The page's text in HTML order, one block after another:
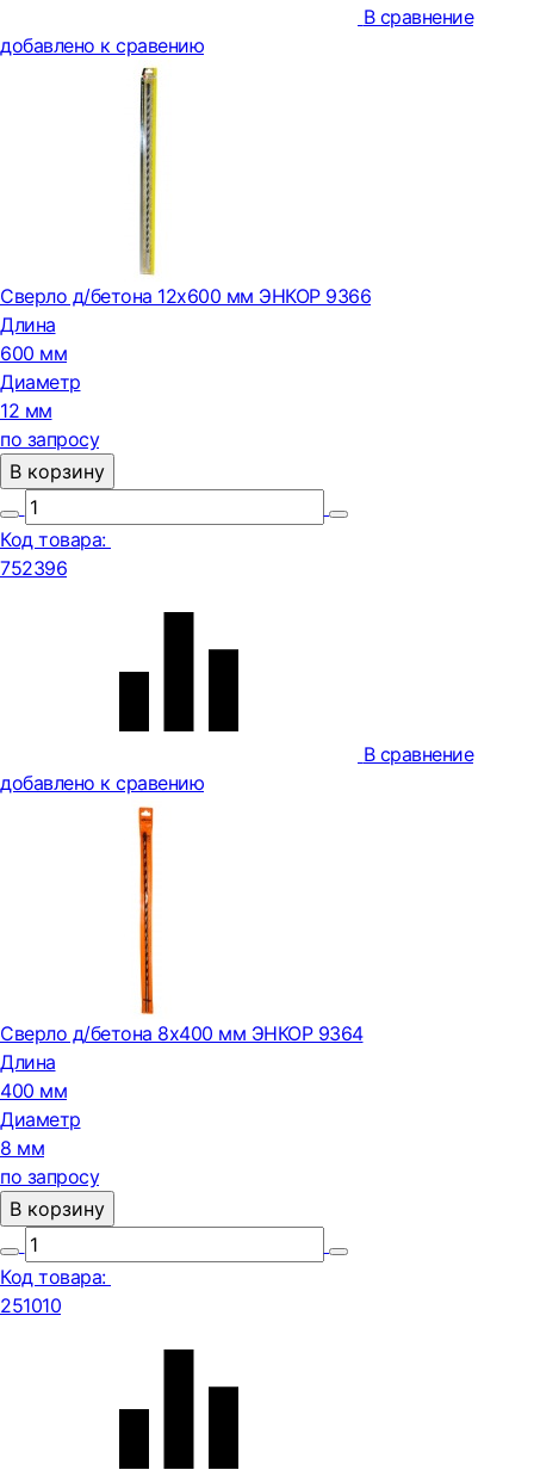
В сравнение
добавлено к сравению
Сверло д/бетона 12х600 мм ЭНКОР 9366
Длина
600 мм
Диаметр
12 мм
по запросу
В корзину
Код товара:
752396
В сравнение
добавлено к сравению
Сверло д/бетона 8х400 мм ЭНКОР 9364
Длина
400 мм
Диаметр
8 мм
по запросу
В корзину
Код товара:
251010